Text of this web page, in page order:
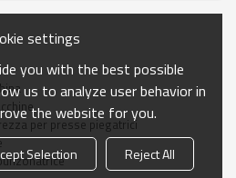
30-45000 mm
per presse piegatrici
settings
you with the best possible
us to analyze user behavior in
the website for you.
Selection Reject All